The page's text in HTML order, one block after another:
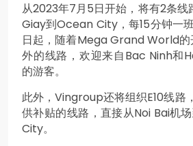
从2023年7月5日开始，将有2条
Giay到Ocean City，每15分钟一
日起，随着Mega Grand World的
外的线路，欢迎来自Bac Ninh和
的游客。
此外，Vingroup还将组织E10线路
供补贴的线路，直接从Noi Bai机
City。